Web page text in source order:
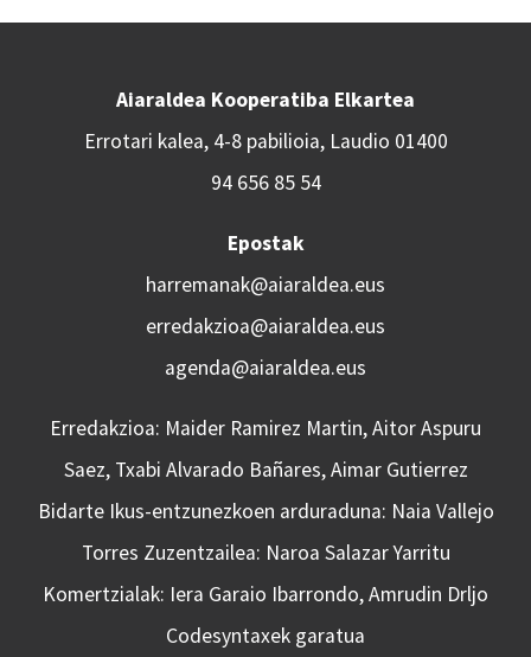
Aiaraldea Kooperatiba Elkartea
Errotari kalea, 4-8 pabilioia, Laudio 01400
94 656 85 54
Epostak
harremanak@aiaraldea.eus
erredakzioa@aiaraldea.eus
agenda@aiaraldea.eus
Erredakzioa: Maider Ramirez Martin, Aitor Aspuru
Saez, Txabi Alvarado Bañares, Aimar Gutierrez
Bidarte Ikus-entzunezkoen arduraduna: Naia Vallejo
Torres Zuzentzailea: Naroa Salazar Yarritu
Komertzialak: Iera Garaio Ibarrondo, Amrudin Drljo
Codesyntaxek garatua